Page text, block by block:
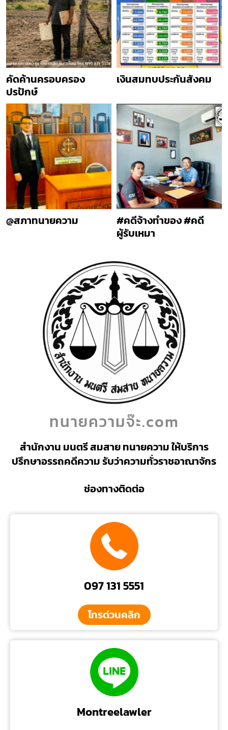
คัดค้านครอบครอง
ปรปักษ์
เงินสมทบประกันสังคม
@สภาทนายความ
#คดีจ้างทำของ #คดี
ผู้รับเหมา
ทนายความจ๊ะ.com
สำนักงาน มนตรี สมสาย ทนายความ ให้บริการ
ปรึกษาอรรถคดีความ รับว่าความทั่วราชอาณาจักร
ช่องทางติดต่อ
097 131 5551
โทรด่วนคลิก
Montreelawler